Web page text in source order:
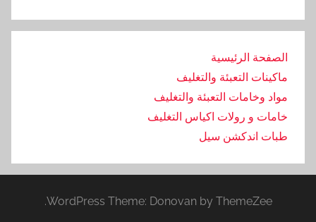
و
ت
و
ر
ي
الصفحة الرئيسية
ماكينات التعبئة والتغليف
مواد وخامات التعبئة والتغليف
خامات و رولات اكياس التغليف
طبات اندكشن سيل
WordPress Theme: Donovan by ThemeZee.